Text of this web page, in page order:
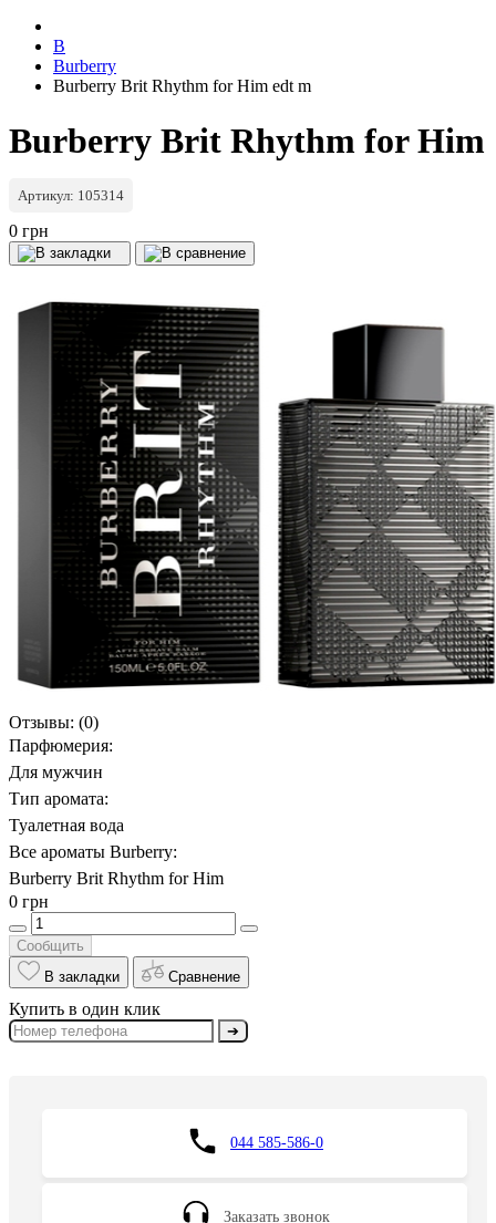
B
Burberry
Burberry Brit Rhythm for Him edt m
Burberry Brit Rhythm for Him
Артикул: 105314
0 грн
Отзывы: (0)
Парфюмерия:
Для мужчин
Тип аромата:
Туалетная вода
Все ароматы Burberry:
Burberry Brit Rhythm for Him
0 грн
Сообщить
В закладки
Сравнение
Купить в один клик
➔
044 585-586-0
Заказать звонок